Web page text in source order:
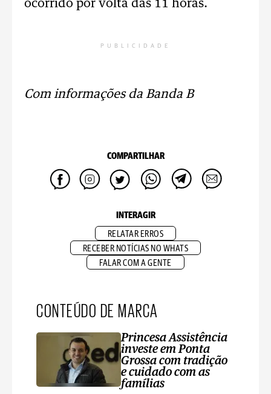
ocorrido por volta das 11 horas.
PUBLICIDADE
Com informações da Banda B
COMPARTILHAR
INTERAGIR
RELATAR ERROS
RECEBER NOTÍCIAS NO WHATS
FALAR COM A GENTE
CONTEÚDO DE MARCA
Princesa Assistência
investe em Ponta
Grossa com tradição
e cuidado com as
famílias